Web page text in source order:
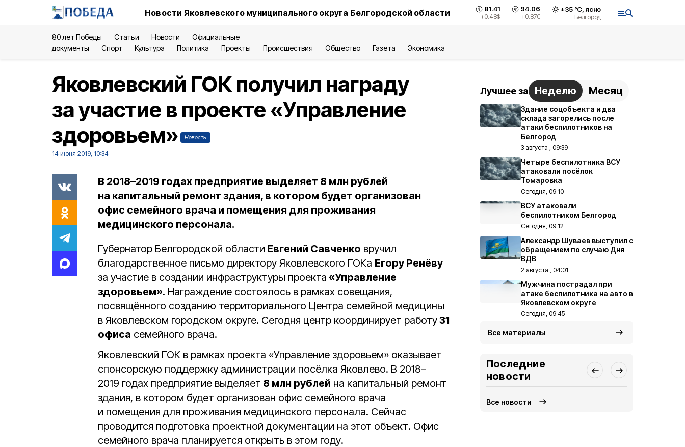
Новости Яковлевского муниципального округа Белгородской области 81.41
+0.48$
94.06
+0.87€
+35°С, ясно
Белгород
80 лет Победы Статьи Новости
Официальные
документы
Спорт Культура Политика Проекты Происшествия Общество Газета Экономика
Яковлевский ГОК получил награду
за участие в проекте «Управление
здоровьем»
Новость
14 июня 2019, 10:34
В 2018–2019 годах предприятие выделяет 8 млн рублей
на капитальный ремонт здания, в котором будет организован
офис семейного врача и помещения для проживания
медицинского персонала.
Губернатор Белгородской области Евгений Савченко вручил
благодарственное письмо директору Яковлевского ГОКа Егору Ренёву
за участие в создании инфраструктуры проекта «Управление
здоровьем». Награждение состоялось в рамках совещания,
посвящённого созданию территориального Центра семейной медицины
в Яковлевском городском округе. Сегодня центр координирует работу31
офиса семейного врача.
Яковлевский ГОК в рамках проекта «Управление здоровьем» оказывает
спонсорскую поддержку администрации посёлка Яковлево. В 2018–
2019 годах предприятие выделяет 8 млн рублей на капитальный ремонт
здания, в котором будет организован офис семейного врача
и помещения для проживания медицинского персонала. Сейчас
проводится подготовка проектной документации на этот объект. Офис
семейного врача планируется открыть в этом году.
Лучшее за Неделю Месяц
Здание соцобъекта и два
склада загорелись после
атаки беспилотников на
Белгород
3 августа , 09:39
Четыре беспилотника ВСУ
атаковали посёлок
Томаровка
Сегодня, 09:10
ВСУ атаковали
беспилотником Белгород
Сегодня, 09:12
Александр Шуваев выступил с
обращением по случаю Дня
ВДВ
2 августа , 04:01
Мужчина пострадал при
атаке беспилотника на авто в
Яковлевском округе
Сегодня, 09:45
Все материалы
Последние
новости
Все новости